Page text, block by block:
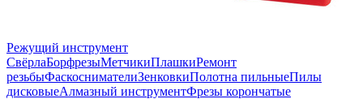
Режущий инструмент
СвёрлаБорфрезыМетчикиПлашкиРемонт
резьбыФаскоснимателиЗенковкиПолотна пильныеПилы
дисковыеАлмазный инструментФрезы корончатые